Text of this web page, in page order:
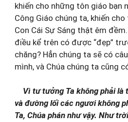
khiến cho những tôn giáo bạn
Công Giáo chúng ta, khiến
Con Cái Sự Sáng thật êm
điều kể trên có được “đẹp”
chăng? Hẳn chúng ta sẽ có
mình, và Chúa chúng ta cũng
Vì tư tưởng Ta không phải là
và đường lối các ngươi không
Ta, Chúa phán như vậy. Như